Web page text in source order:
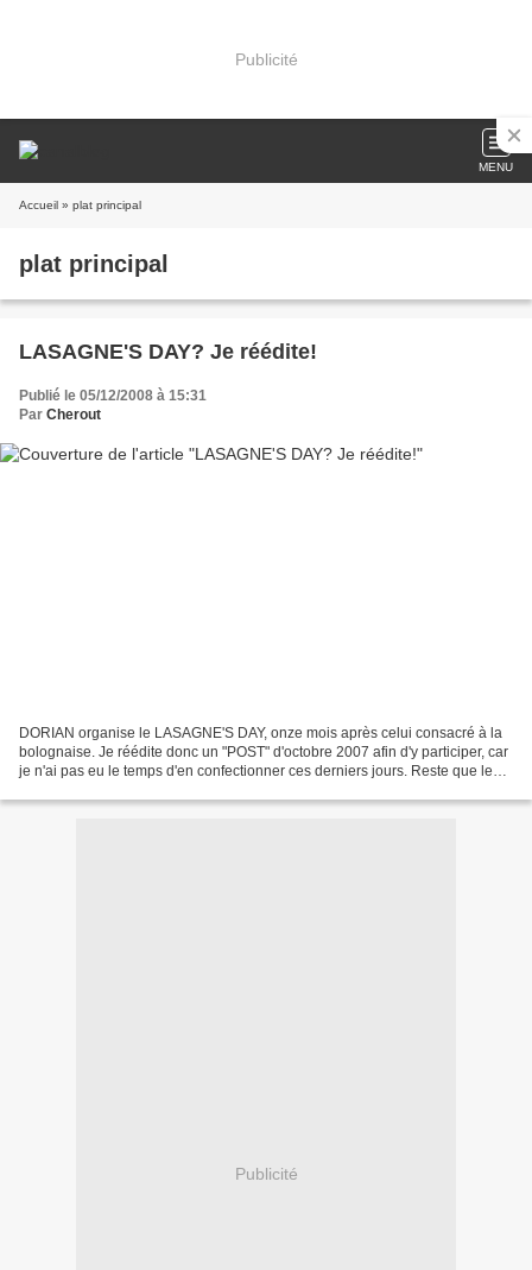
Publicité
MENU
Accueil » plat principal
plat principal
LASAGNE'S DAY? Je réédite!
Publié le 05/12/2008 à 15:31
Par Cherout
DORIAN organise le LASAGNE'S DAY, onze mois après celui consacré à la
bolognaise. Je réédite donc un "POST" d'octobre 2007 afin d'y participer, car
je n'ai pas eu le temps d'en confectionner ces derniers jours. Reste que les
Publicité